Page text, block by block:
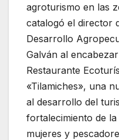
agroturismo en las
catalogó el director
Desarrollo
Galván al
Restaurante
«Tilamiches», una
al desarrollo del
fortalecimiento de
mujeres y